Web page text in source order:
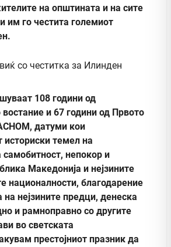
на општината и на сите
им го честита големиот
108 години од
и 67 години од Првото
датуми кои
историски темел на
непокор и
Македонија и нејзините
националности, благодарение
на нејзините предци, денеска
и рамноправно со другите
во светската
престојниот празник да